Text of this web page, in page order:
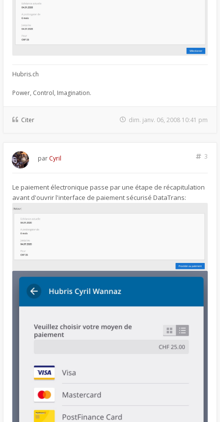
Hubris.ch
Power, Control, Imagination.
Citer dim. janv. 06, 2008 10:41 pm
3
par Cyril
Le paiement électronique passe par une étape de récapitulation
avant d'ouvrir l'interface de paiement sécurisé DataTrans: